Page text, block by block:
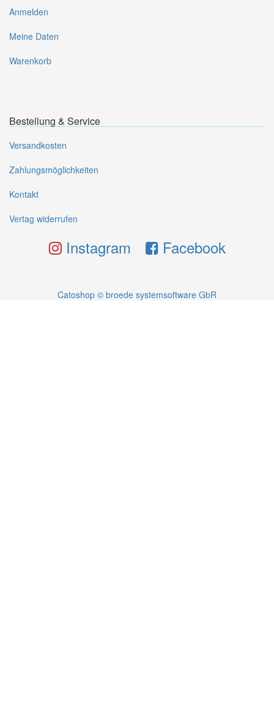
Anmelden
Meine Daten
Warenkorb
Bestellung & Service
Versandkosten
Zahlungsmöglichkeiten
Kontakt
Vertag widerrufen
Instagram Facebook
Catoshop © broede systemsoftware GbR